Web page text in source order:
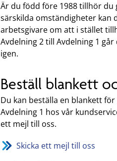
Är du född före 1988 tillhör du
särskilda omständigheter kan
arbetsgivare om att i stället
Avdelning 2 till Avdelning 1
igen.
Beställ blankett
Du kan beställa en blankett
Avdelning 1 hos vår
ett mejl till oss.
Skicka ett mejl till oss